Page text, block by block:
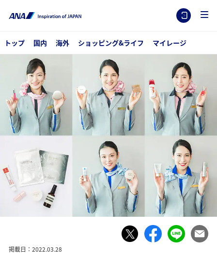
トップ 国内 海外 ショッピング&ライフ マイレージ
掲載日：2022.03.28